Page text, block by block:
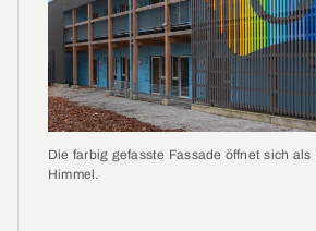
Die farbig gefasste Fassade öffnet sich als
Himmel.